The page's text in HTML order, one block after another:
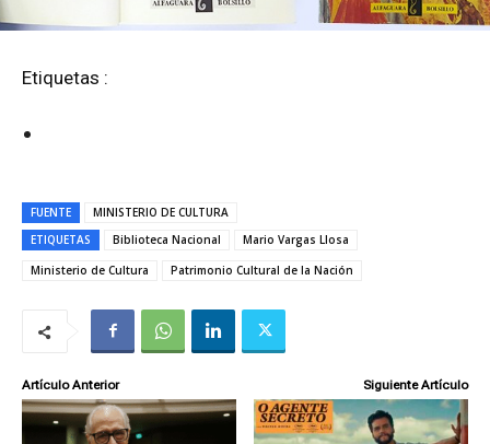
Etiquetas :
FUENTE
MINISTERIO DE CULTURA
ETIQUETAS
Biblioteca Nacional
Mario Vargas Llosa
Ministerio de Cultura
Patrimonio Cultural de la Nación
Artículo Anterior Siguiente Artículo